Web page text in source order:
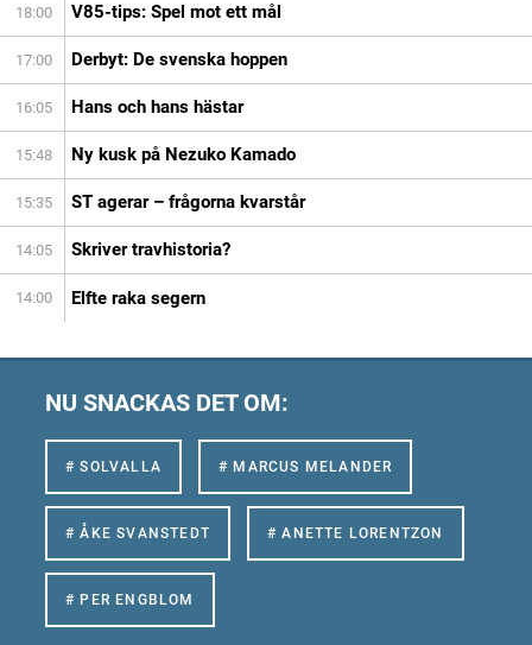
18:00 V85-tips: Spel mot ett mål
17:00 Derbyt: De svenska hoppen
16:05 Hans och hans hästar
15:48 Ny kusk på Nezuko Kamado
15:35 ST agerar – frågorna kvarstår
14:05 Skriver travhistoria?
14:00 Elfte raka segern
NU SNACKAS DET OM:
# SOLVALLA # MARCUS MELANDER
# ÅKE SVANSTEDT # ANETTE LORENTZON
# PER ENGBLOM